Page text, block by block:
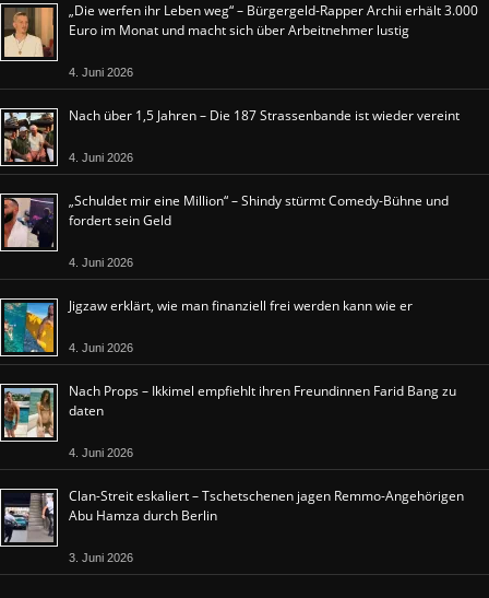
„Die werfen ihr Leben weg“ – Bürgergeld-Rapper Archii erhält 3.000
Euro im Monat und macht sich über Arbeitnehmer lustig
4. Juni 2026
Nach über 1,5 Jahren – Die 187 Strassenbande ist wieder vereint
4. Juni 2026
„Schuldet mir eine Million“ – Shindy stürmt Comedy-Bühne und
fordert sein Geld
4. Juni 2026
Jigzaw erklärt, wie man finanziell frei werden kann wie er
4. Juni 2026
Nach Props – Ikkimel empfiehlt ihren Freundinnen Farid Bang zu
daten
4. Juni 2026
Clan-Streit eskaliert – Tschetschenen jagen Remmo-Angehörigen
Abu Hamza durch Berlin
3. Juni 2026